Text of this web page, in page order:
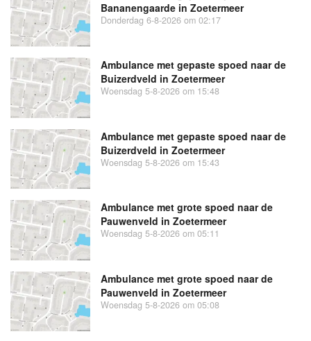
Bananengaarde in Zoetermeer
Donderdag 6-8-2026 om 02:17
Ambulance met gepaste spoed naar de
Buizerdveld in Zoetermeer
Woensdag 5-8-2026 om 15:48
Ambulance met gepaste spoed naar de
Buizerdveld in Zoetermeer
Woensdag 5-8-2026 om 15:43
Ambulance met grote spoed naar de
Pauwenveld in Zoetermeer
Woensdag 5-8-2026 om 05:11
Ambulance met grote spoed naar de
Pauwenveld in Zoetermeer
Woensdag 5-8-2026 om 05:08